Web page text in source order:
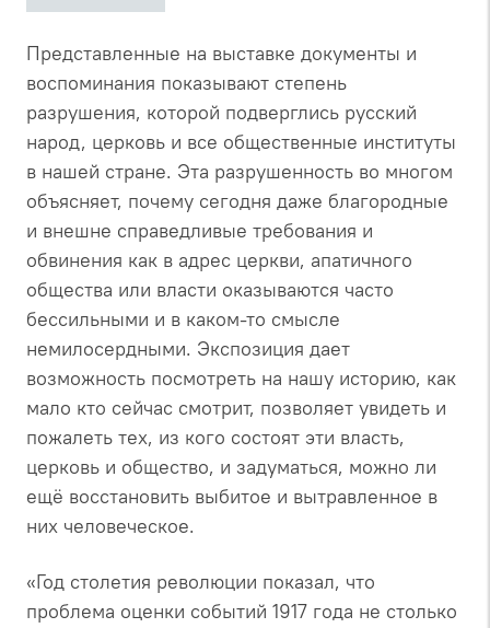
Представленные на выставке документы и
воспоминания показывают степень
разрушения, которой подверглись русский
народ, церковь и все общественные институты
в нашей стране. Эта разрушенность во многом
объясняет, почему сегодня даже благородные
и внешне справедливые требования и
обвинения как в адрес церкви, апатичного
общества или власти оказываются часто
бессильными и в каком-то смысле
немилосердными. Экспозиция дает
возможность посмотреть на нашу историю, как
мало кто сейчас смотрит, позволяет увидеть и
пожалеть тех, из кого состоят эти власть,
церковь и общество, и задуматься, можно ли
ещё восстановить выбитое и вытравленное в
них человеческое.
«Год столетия революции показал, что
проблема оценки событий 1917 года не столько